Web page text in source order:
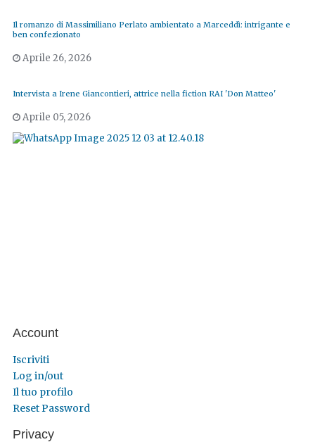
Il romanzo di Massimiliano Perlato ambientato a Marceddì: intrigante e
ben confezionato
Aprile 26, 2026
Intervista a Irene Giancontieri, attrice nella fiction RAI 'Don Matteo'
Aprile 05, 2026
Account
Iscriviti
Log in/out
Il tuo profilo
Reset Password
Privacy